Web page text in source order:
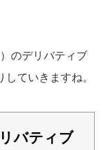
のデリバティブ
ていきますね。
バティブ